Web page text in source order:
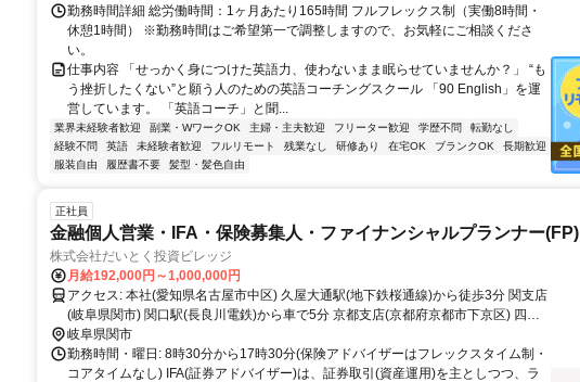
勤務時間詳細 総労働時間：1ヶ月あたり165時間 フルフレックス制（実働8時間・
休憩1時間） ※勤務時間はご希望第一で調整しますので、お気軽にご相談くださ
い。
仕事内容 「せっかく身につけた英語力、使わないまま眠らせていませんか？」 “も
う挫折したくない”と願う人のための英語コーチングスクール 「90 English」を運
営しています。 「英語コーチ」と聞...
業界未経験者歓迎 副業・WワークOK 主婦・主夫歓迎 フリーター歓迎 学歴不問
転勤なし
経験不問
英語 未経験者歓迎 フルリモート 残業なし 研修あり 在宅OK ブランクOK
長期歓迎
服装自由
履歴書不要 髪型・髪色自由
正社員
金融個人営業・IFA・保険募集人・ファイナンシャルプランナー(FP)
株式会社だいとく投資ビレッジ
月給192,000円～1,000,000円
アクセス: 本社(愛知県名古屋市中区) 久屋大通駅(地下鉄桜通線)から徒歩3分 関支店
(岐阜県関市) 関口駅(長良川電鉄)から車で5分 京都支店(京都府京都市下京区) 四条
駅(地下鉄烏丸線)から徒歩１分
岐阜県関市
勤務時間・曜日: 8時30分から17時30分(保険アドバイザーはフレックスタイム制・
コアタイムなし) IFA(証券アドバイザー)は、証券取引(資産運用)を主としつつ、ラ